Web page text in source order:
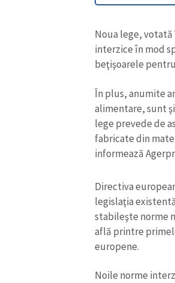
Noua lege, votată
interzice în mod
beţişoarele
În plus, anumite
alimentare, sunt
lege prevede de
fabricate din
informează
Directiva
legislaţia
stabileşte norme
află printre
europene.
Noile norme